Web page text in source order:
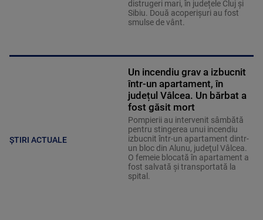
distrugeri mari, în județele Cluj și
Sibiu. Două acoperișuri au fost
smulse de vânt.
ȘTIRI ACTUALE
Un incendiu grav a izbucnit
într-un apartament, în
județul Vâlcea. Un bărbat a
fost găsit mort
Pompierii au intervenit sâmbătă
pentru stingerea unui incendiu
izbucnit într-un apartament dintr-
un bloc din Alunu, judeţul Vâlcea.
O femeie blocată în apartament a
fost salvată şi transportată la
spital.